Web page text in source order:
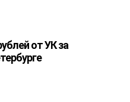
от УК за